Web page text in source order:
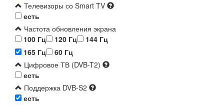
Телевизоры со Smart TV
есть
Частота обновления экрана
100 Гц
120 Гц
144 Гц
165 Гц
60 Гц
Цифровое ТВ (DVB-T2)
есть
Поддержка DVB-S2
есть